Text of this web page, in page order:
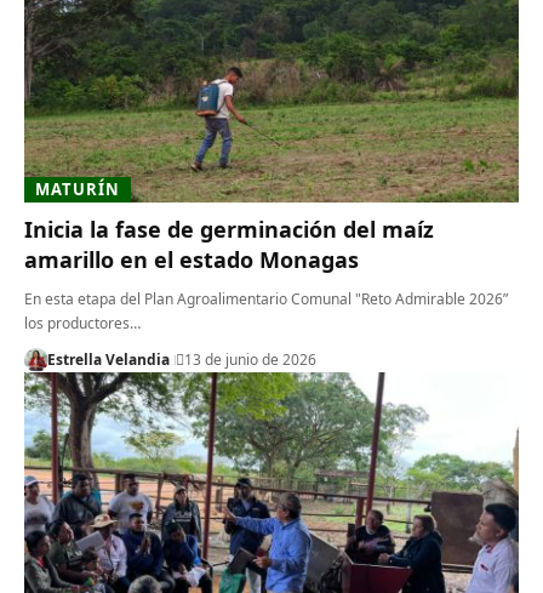
MATURÍN
Inicia la fase de germinación del maíz
amarillo en el estado Monagas
En esta etapa del Plan Agroalimentario Comunal "Reto Admirable 2026”
los productores…
Estrella Velandia
13 de junio de 2026